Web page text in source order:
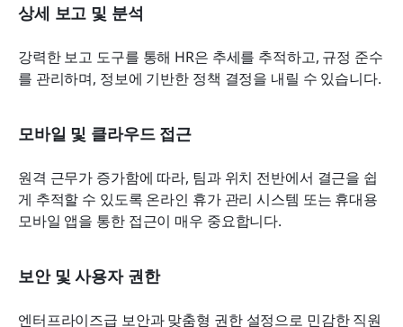
상세 보고 및 분석
강력한 보고 도구를 통해 HR은 추세를 추적하고, 규정 준수
를 관리하며, 정보에 기반한 정책 결정을 내릴 수 있습니다.
모바일 및 클라우드 접근
원격 근무가 증가함에 따라, 팀과 위치 전반에서 결근을 쉽
게 추적할 수 있도록 온라인 휴가 관리 시스템 또는 휴대용
모바일 앱을 통한 접근이 매우 중요합니다.
보안 및 사용자 권한
엔터프라이즈급 보안과 맞춤형 권한 설정으로 민감한 직원